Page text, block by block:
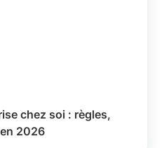
chez soi : règles,
2026